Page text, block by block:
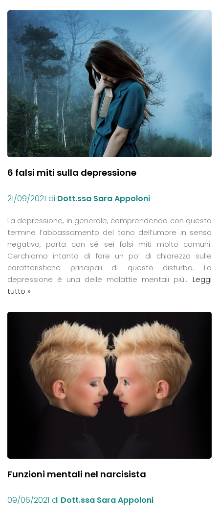
6 falsi miti sulla depressione
21/09/2021 di Dott.ssa Sara Appoloni
La depressione, in generale, comprendendo con questo
termine l’abbassamento del tono dell’umore in senso
negativo, porta con sé sei falsi miti molto comuni.
Cerchiamo intanto di fare un po’ di chiarezza sulle
caratteristiche principali di questo disturbo. La
depressione è una delle malattie mentali più… Leggi
tutto »
Funzioni mentali nel narcisista
09/06/2021 di Dott.ssa Sara Appoloni